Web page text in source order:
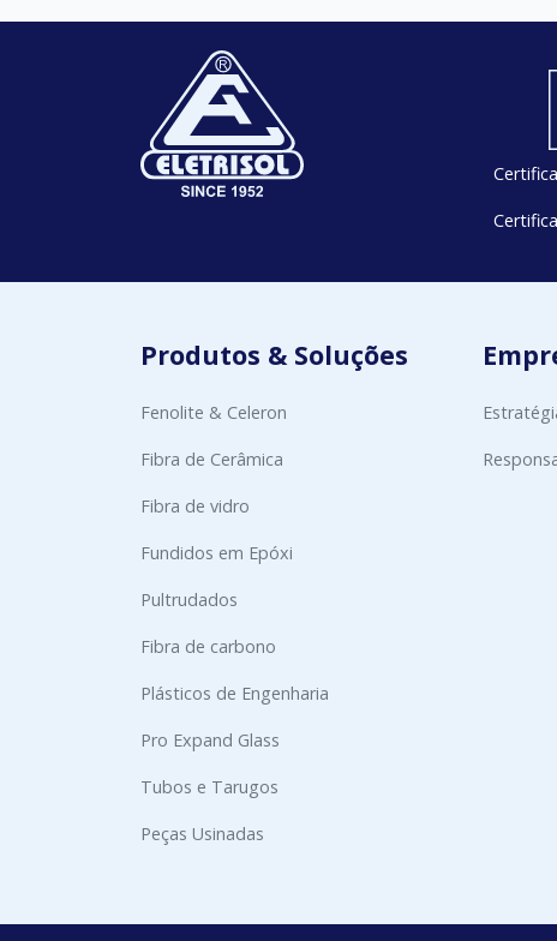
Produtos & Soluções
Fenolite & Celeron
Fibra de Cerâmica
Fibra de vidro
Fundidos em Epóxi
Pultrudados
Fibra de carbono
Plásticos de Engenharia
Pro Expand Glass
Tubos e Tarugos
Peças Usinadas